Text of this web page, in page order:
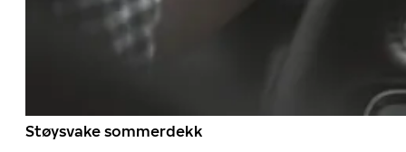
Støysvake sommerdekk